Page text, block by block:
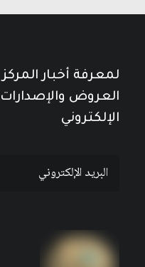
لمعرفة أخبار
العروض
الإلكتروني